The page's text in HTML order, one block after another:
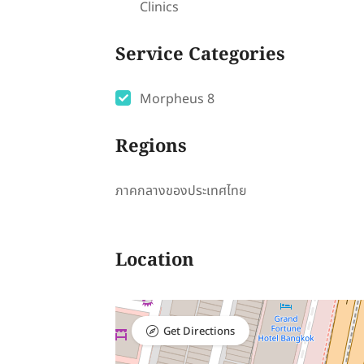
Clinics
Service Categories
Morpheus 8
Regions
ภาคกลางของประเทศไทย
Location
Get Directions